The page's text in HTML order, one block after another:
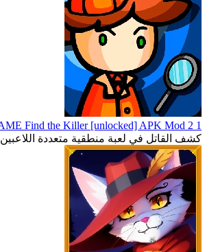
1 2 BLAME Find the Killer [unlocked] APK Mod
كشف القاتل في لعبة منطقية متعددة اللاعبين